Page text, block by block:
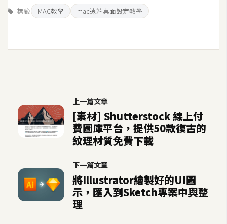
標籤 MAC教學 mac遠端桌面設定教學
上一篇文章
[素材] Shutterstock 線上付
費圖庫平台，提供50款復古的
紋理材質免費下載
下一篇文章
將Illustrator繪製好的UI圖
示，匯入到Sketch專案中與整
理